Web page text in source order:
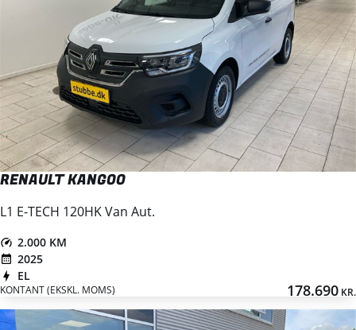
RENAULT KANGOO
L1 E-TECH 120HK Van Aut.
2.000 KM
2025
EL
KONTANT (EKSKL. MOMS) 178.690 KR.